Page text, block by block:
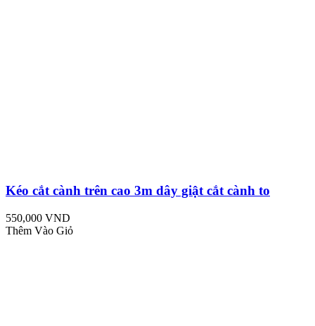
Kéo cắt cành trên cao 3m dây giật cắt cành to
550,000 VND
Thêm Vào Giỏ